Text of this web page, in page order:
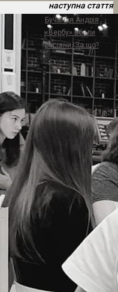
наступна стаття
Бучанця Андрія
«Вербу» вбили
росіяни. За що?